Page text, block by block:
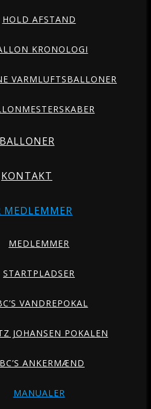
HOLD AFSTAND
KRONOLOGI
VARMLUFTSBALLONER
BALLONER
KONTAKT
MEDLEMMER
MEDLEMMER
STARTPLADSER
VANDREPOKAL
JOHANSEN POKALEN
ANKERMÆND
MANUALER